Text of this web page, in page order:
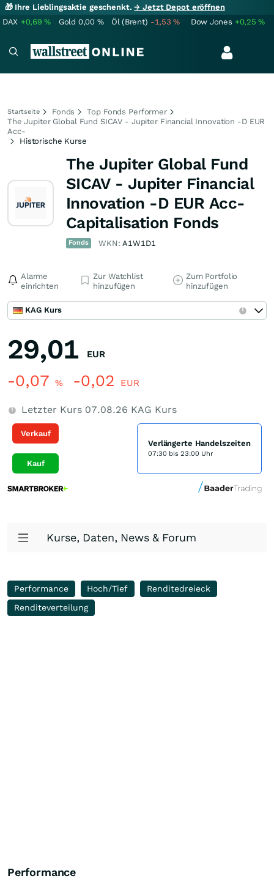
🎁 Ihre Lieblingsaktie geschenkt.→ Jetzt Depot eröffnen
DAX +0,69% Gold 0,00 % Öl (Brent) -1,53% Dow Jones +0,25%
Startseite Fonds
Top Fonds Performer
The Jupiter Global Fund SICAV - Jupiter Financial Innovation -D EUR
Acc-
Historische Kurse
The Jupiter Global Fund
SICAV - Jupiter Financial
Innovation -D EUR Acc-
Capitalisation Fonds
Fonds WKN:A1W1D1
Alarme
einrichten
Zur Watchlist
hinzufügen
Zum Portfolio
hinzufügen
KAG Kurs
29,01 EUR
-0,07 % -0,02 EUR
Letzter Kurs 07.08.26 KAG Kurs
Verkauf
Kauf
Verlängerte Handelszeiten
07:30 bis 23:00 Uhr
Kurse, Daten, News & Forum
Performance Hoch/Tief
Renditedreieck
Renditeverteilung
Performance